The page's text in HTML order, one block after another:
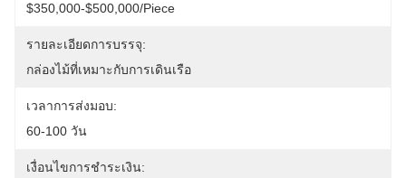
$350,000-$500,000/piece
รายละเอียดการบรรจุ:
กล่องไม้ที่เหมาะกับการเดินเรือ
เวลาการส่งมอบ:
60-100 วัน
เงื่อนไขการชำระเงิน: